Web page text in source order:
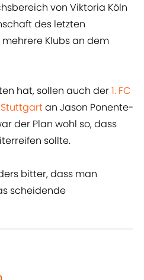
von Viktoria Köln
des letzten
mehrere Klubs an dem
hat, sollen auch der1. FC
Stuttgartan Jason Ponente-
der Plan wohl so, dass
sollte.
bitter, dass man
scheidende